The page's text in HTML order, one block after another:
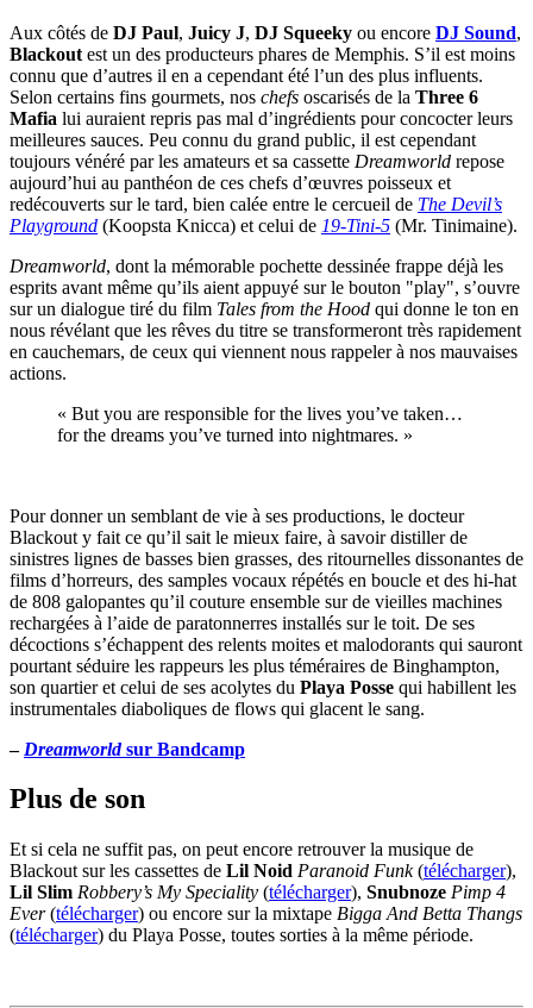
Aux côtés de DJ Paul, Juicy J, DJ Squeeky ou encore DJ Sound,
Blackout est un des producteurs phares de Memphis. S’il est moins
connu que d’autres il en a cependant été l’un des plus influents.
Selon certains fins gourmets, nos chefs oscarisés de la Three 6
Mafia lui auraient repris pas mal d’ingrédients pour concocter leurs
meilleures sauces. Peu connu du grand public, il est cependant
toujours vénéré par les amateurs et sa cassette Dreamworld repose
aujourd’hui au panthéon de ces chefs d’œuvres poisseux et
redécouverts sur le tard, bien calée entre le cercueil de The Devil’s
Playground (Koopsta Knicca) et celui de 19-Tini-5 (Mr. Tinimaine).
Dreamworld, dont la mémorable pochette dessinée frappe déjà les
esprits avant même qu’ils aient appuyé sur le bouton "play", s’ouvre
sur un dialogue tiré du film Tales from the Hood qui donne le ton en
nous révélant que les rêves du titre se transformeront très rapidement
en cauchemars, de ceux qui viennent nous rappeler à nos mauvaises
actions.
« But you are responsible for the lives you’ve taken…
for the dreams you’ve turned into nightmares. »
Pour donner un semblant de vie à ses productions, le docteur
Blackout y fait ce qu’il sait le mieux faire, à savoir distiller de
sinistres lignes de basses bien grasses, des ritournelles dissonantes de
films d’horreurs, des samples vocaux répétés en boucle et des hi-hat
de 808 galopantes qu’il couture ensemble sur de vieilles machines
rechargées à l’aide de paratonnerres installés sur le toit. De ses
décoctions s’échappent des relents moites et malodorants qui sauront
pourtant séduire les rappeurs les plus téméraires de Binghampton,
son quartier et celui de ses acolytes du Playa Posse qui habillent les
instrumentales diaboliques de flows qui glacent le sang.
– Dreamworldsur Bandcamp
Plus de son
Et si cela ne suffit pas, on peut encore retrouver la musique de
Blackout sur les cassettes de Lil Noid Paranoid Funk(télécharger),
Lil Slim Robbery’s My Speciality (télécharger), Snubnoze Pimp 4
Ever(télécharger) ou encore sur la mixtape Bigga And Betta Thangs
(télécharger) du Playa Posse, toutes sorties à la même période.